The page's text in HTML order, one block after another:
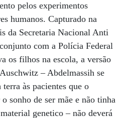
pelos experimentos
humanos. Capturado na
da Secretaria Nacional Anti
com a Polícia Federal
os filhos na escola, a versão
– Abdelmassih se
às pacientes que o
sonho de ser mãe e não tinha
genetico – não deverá